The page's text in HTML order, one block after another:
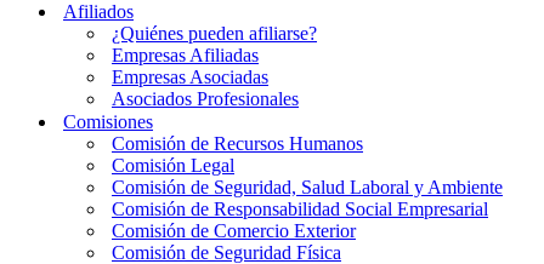
Afiliados
¿Quiénes pueden afiliarse?
Empresas Afiliadas
Empresas Asociadas
Asociados Profesionales
Comisiones
Comisión de Recursos Humanos
Comisión Legal
Comisión de Seguridad, Salud Laboral y Ambiente
Comisión de Responsabilidad Social Empresarial
Comisión de Comercio Exterior
Comisión de Seguridad Física